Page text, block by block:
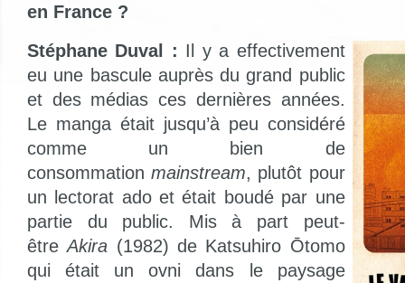
en France ?
Stéphane Duval : Il y a effectivement
eu une bascule auprès du grand public
et des médias ces dernières années.
Le manga était jusqu’à peu considéré
comme un bien de
consommationmainstream, plutôt pour
un lectorat ado et était boudé par une
partie du public. Mis à part peut-
êtreAkira (1982) de Katsuhiro Ōtomo
qui était un ovni dans le paysage